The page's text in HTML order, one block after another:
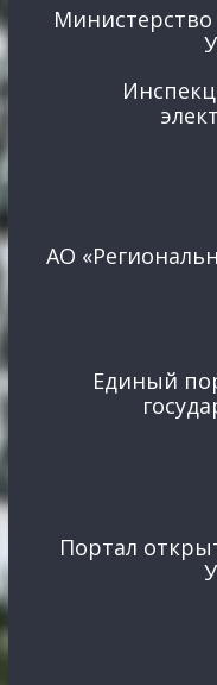
АО
Единый
Портал